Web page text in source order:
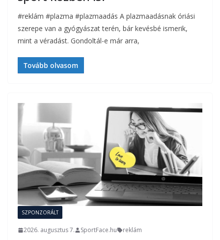
#reklám #plazma #plazmaadás A plazmaadásnak óriási
szerepe van a gyógyászat terén, bár kevésbé ismerik,
mint a véradást. Gondoltál-e már arra,
Tovább olvasom
SZPONZORÁLT
2026. augusztus 7. SportFace.hu reklám